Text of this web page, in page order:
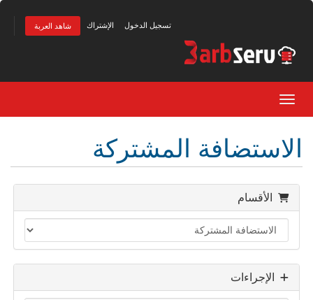
تسجيل الدخول الإشتراك شاهد العربة
Toggle navigation
الاستضافة المشتركة
الأقسام
الإجراءات